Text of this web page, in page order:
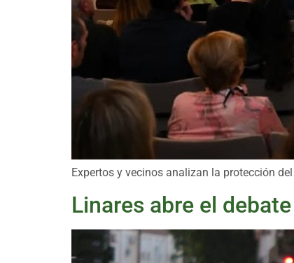
Expertos y vecinos analizan la protección
Linares abre el